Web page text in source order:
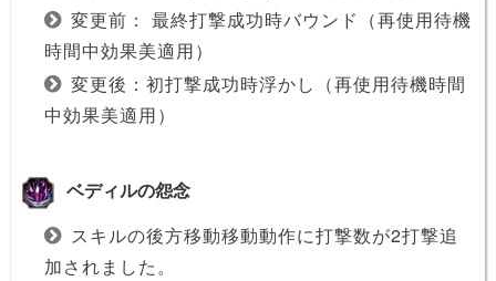
変更前： 最終打撃成功時バウンド（再使用待機
時間中効果美適用）
変更後：初打撃成功時浮かし（再使用待機時間
中効果美適用）
ベディルの怨念
スキルの後方移動移動動作に打撃数が2打撃追
加されました。